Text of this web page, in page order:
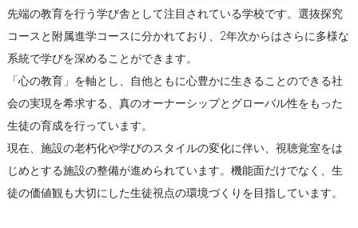
先端の教育を行う学び舎として注目されている学校です。選抜探究
コースと附属進学コースに分かれており、2年次からはさらに多様な
系統で学びを深めることができます。
「心の教育」を軸とし、自他ともに心豊かに生きることのできる社
会の実現を希求する、真のオーナーシップとグローバル性をもった
生徒の育成を行っています。
現在、施設の老朽化や学びのスタイルの変化に伴い、視聴覚室をは
じめとする施設の整備が進められています。機能面だけでなく、生
徒の価値観も大切にした生徒視点の環境づくりを目指しています。